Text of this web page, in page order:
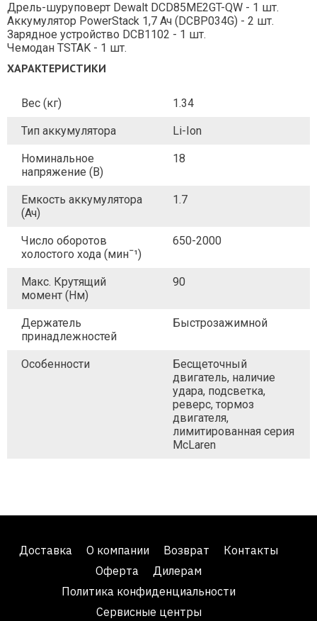
Дрель-шуруповерт Dewalt DCD85ME2GT-QW - 1 шт.
Аккумулятор PowerStack 1,7 Ач (DCBP034G) - 2 шт.
Зарядное устройство DCB1102 - 1 шт.
Чемодан TSTAK - 1 шт.
ХАРАКТЕРИСТИКИ
Вес (кг) 1.34
Тип аккумулятора Li-Ion
Номинальное
напряжение (В)
18
Емкость аккумулятора
(Ач)
1.7
Число оборотов
холостого хода (минˉ¹)
650-2000
Макс. Крутящий
момент (Нм)
90
Держатель
принадлежностей
Быстрозажимной
Особенности
Бесщеточный
двигатель, наличие
удара, подсветка,
реверс, тормоз
двигателя,
лимитированная серия
McLaren
Доставка О компании Возврат
Контакты
Оферта
Дилерам
Политика конфиденциальности
Сервисные центры